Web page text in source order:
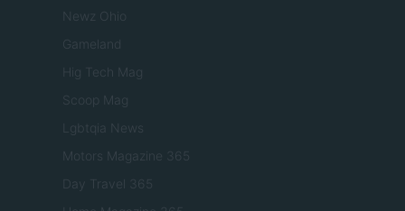
Newz Ohio
Gameland
Hig Tech Mag
Scoop Mag
Lgbtqia News
Motors Magazine 365
Day Travel 365